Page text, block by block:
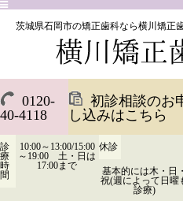
茨城県石岡市の矯正歯科なら横川矯正
0120-
40-4118
初診相談のお
し込みはこちら
診
療
時
間
10:00～13:00/15:00
～19:00 土・日は
17:00まで
休診
基本的には木・日・
祝(週によって日曜
診療)